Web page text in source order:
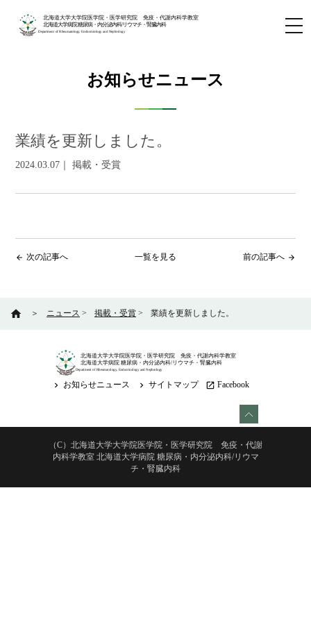
北海道大学大学院医学院・医学研究院 免疫・代謝内科学教室
北海道大学病院 糖尿病・内分泌内科/リウマチ・腎臓内科
Department of Rheumatology, Endocrinology and Nephrology
お知らせニュース
業績を更新しました。
2024.03.07｜ 掲載・受賞
arrow_back 次の記事へ 一覧を見る arrow_forward
前の記事へ
home ＞ ニュース > 掲載・受賞 > 業績を更新しました。
北海道大学大学院医学院・医学研究院 免疫・代謝内科学教室
北海道大学病院 糖尿病・内分泌内科/リウマチ・腎臓内科
Department of Rheumatology, Endocrinology and Nephrology
keyboard_arrow_right お知らせニュース keyboard_arrow_right サイトマップ launch Facebook
（C）北海道大学大学院医学院・医学研究院 免疫・代謝
内科学教室 北海道大学病院 糖尿病・内分泌内科/リウマ
チ・腎臓内科